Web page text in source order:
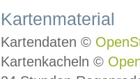
Kartenmaterial
Kartendaten ©
Kartenkacheln ©